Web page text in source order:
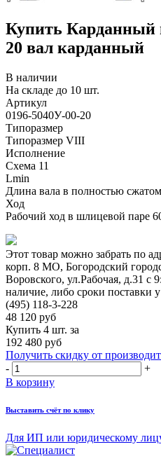
Купить Карданный
20 вал карданный
В наличии
На складе до 10 шт.
Артикул
0196-5040У-00-20
Типоразмер
Типоразмер VIII
Исполнение
Схема 11
Lmin
Длина вала в полностью
Ход
Рабочий ход в шлицевой паре
Этот товар можно забрать по
корп. 8 МО, Богородский
Воровского, ул.Рабочая, д.31 с
наличие, либо сроки поставки
(495) 118-3-228
48 120 руб
Купить 4 шт. за
192 480 руб
Получить скидку от
-
+
В корзину
Выставить счёт по клику
Для ИП или юридическому